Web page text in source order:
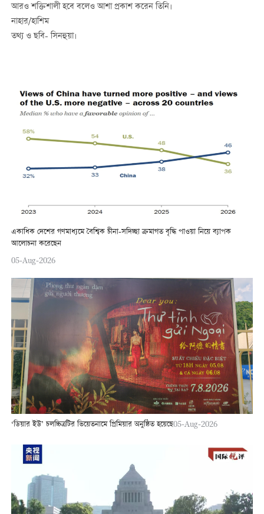
আরও শক্তিশালী হবে বলেও আশা প্রকাশ করেন তিনি।
নাহার/হাশিম
তথ্য ও ছবি- সিনহুয়া।
একাধিক দেশের গণমাধ্যমে বৈশ্বিক চীনা-সদিচ্ছা ক্রমাগত বৃদ্ধি পাওয়া নিয়ে ব্যাপক
আলোচনা করেছেন
05-Aug-2026
‘ডিয়ার ইউ’ চলচ্চিত্রটির ভিয়েতনামে প্রিমিয়ার অনুষ্ঠিত হয়েছে05-Aug-2026